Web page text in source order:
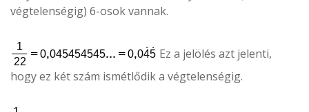
végtelenségig) 6-osok vannak.
Ez a jelölés azt jelenti,
hogy ez két szám ismétlődik a végtelenségig.